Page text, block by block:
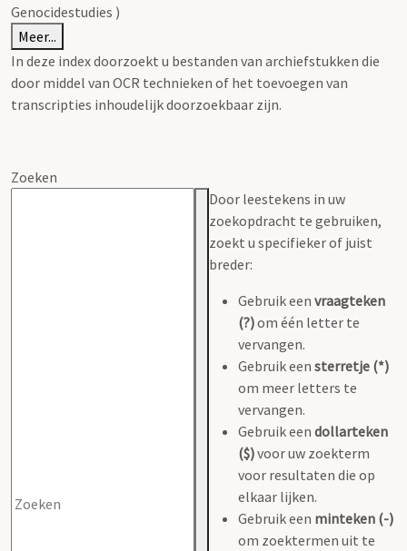
Genocidestudies )
Meer...
In deze index doorzoekt u bestanden van archiefstukken die
door middel van OCR technieken of het toevoegen van
transcripties inhoudelijk doorzoekbaar zijn.
Zoeken
Door leestekens in uw
zoekopdracht te gebruiken,
zoekt u specifieker of juist
breder:
Gebruik een vraagteken
(?)om één letter te
vervangen.
Gebruik een sterretje (*)
om meer letters te
vervangen.
Gebruik een dollarteken
($)voor uw zoekterm
voor resultaten die op
elkaar lijken.
Gebruik een minteken (-)
om zoektermen uit te